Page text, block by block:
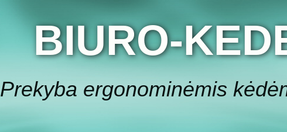
BIURO-
Prekyba ergonominėmis